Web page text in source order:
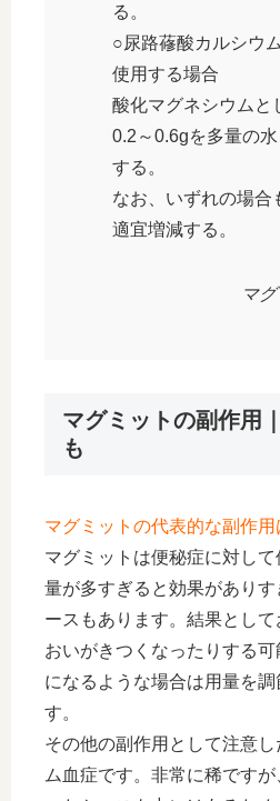
る。
○尿路蓚酸カルシウ
使用する場合
酸化マグネシウムと
0.2～0.6gを多量の
する。
なお、いずれの場合
適宜増減する。
マ
マグミットの副作用
も
マグミットの代表的な副作用
マグミットは便秘症に対して
量が多すぎると効果があり
ースもあります。結果とし
おいがきつくなったりする
になるような場合は用量を調
す。
その他の副作用として注意
ム血症です。非常に稀です